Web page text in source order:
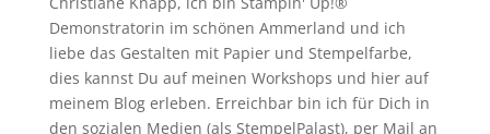
Demonstratorin im schönen Ammerland und ich
liebe das Gestalten mit Papier und Stempelfarbe,
dies kannst Du auf meinen Workshops und hier auf
meinem Blog erleben. Erreichbar bin ich für Dich in
den sozialen Medien (als StempelPalast), per Mail an